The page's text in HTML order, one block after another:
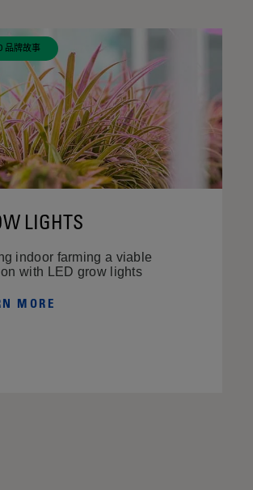
品牌故事
LIGHTS
indoor farming a viable
with LED grow lights
MORE